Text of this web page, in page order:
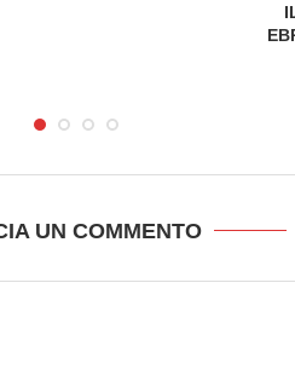
UN COMMENTO